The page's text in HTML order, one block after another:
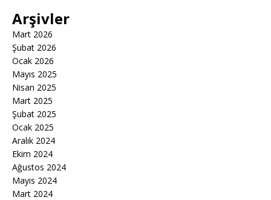
Arşivler
Mart 2026
Şubat 2026
Ocak 2026
Mayıs 2025
Nisan 2025
Mart 2025
Şubat 2025
Ocak 2025
Aralık 2024
Ekim 2024
Ağustos 2024
Mayıs 2024
Mart 2024